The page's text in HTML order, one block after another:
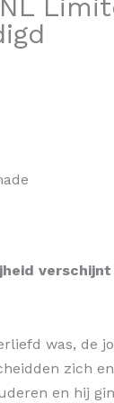
was, de
zich
en hij